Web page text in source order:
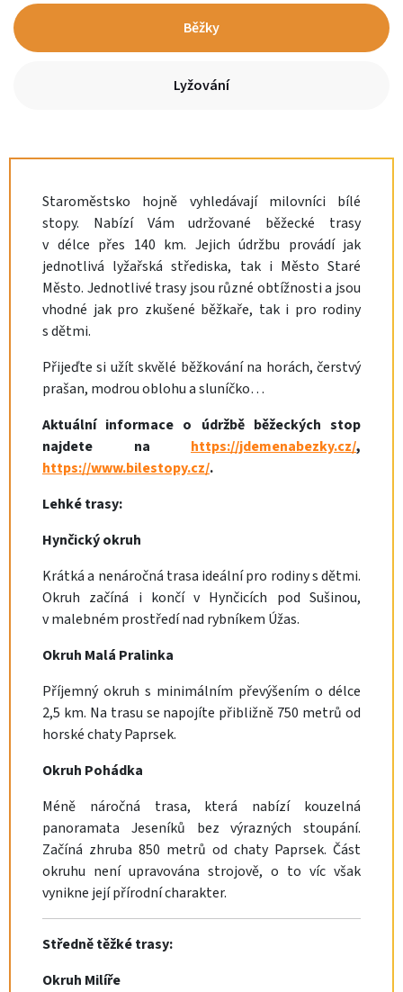
Běžky
Lyžování
Staroměstsko hojně vyhledávají milovníci bílé
stopy. Nabízí Vám udržované běžecké trasy
v délce přes 140 km. Jejich údržbu provádí jak
jednotlivá lyžařská střediska, tak i Město Staré
Město. Jednotlivé trasy jsou různé obtížnosti a jsou
vhodné jak pro zkušené běžkaře, tak i pro rodiny
s dětmi.
Přijeďte si užít skvělé běžkování na horách, čerstvý
prašan, modrou oblohu a sluníčko…
Aktuální informace o údržbě běžeckých stop
najdete na https://jdemenabezky.cz/,
https://www.bilestopy.cz/.
Lehké trasy:
Hynčický okruh
Krátká a nenáročná trasa ideální pro rodiny s dětmi.
Okruh začíná i končí v Hynčicích pod Sušinou,
v malebném prostředí nad rybníkem Úžas.
Okruh Malá Pralinka
Příjemný okruh s minimálním převýšením o délce
2,5 km. Na trasu se napojíte přibližně 750 metrů od
horské chaty Paprsek.
Okruh Pohádka
Méně náročná trasa, která nabízí kouzelná
panoramata Jeseníků bez výrazných stoupání.
Začíná zhruba 850 metrů od chaty Paprsek. Část
okruhu není upravována strojově, o to víc však
vynikne její přírodní charakter.
Středně těžké trasy:
Okruh Milíře